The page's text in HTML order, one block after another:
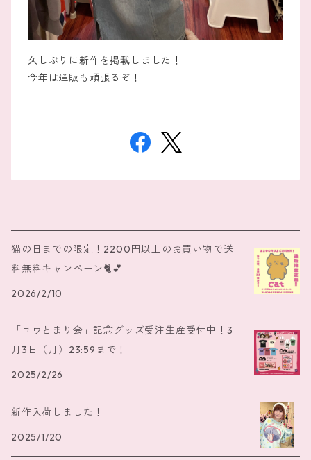
久しぶりに新作を掲載しました！
今年は通販も頑張るぞ！
猫の日までの限定！2200円以上のお買い物で送
料無料キャンペーン🐈️💕
2026/2/10
「ユウとまり会」記念グッズ受注生産受付中！3
月3日（月）23:59まで！
2025/2/26
新作入荷しました！
2025/1/20